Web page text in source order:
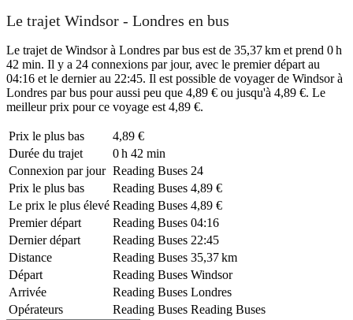
Le trajet Windsor - Londres en bus
Le trajet de Windsor à Londres par bus est de 35,37 km et prend 0 h
42 min. Il y a 24 connexions par jour, avec le premier départ au
04:16 et le dernier au 22:45. Il est possible de voyager de Windsor à
Londres par bus pour aussi peu que 4,89 € ou jusqu'à 4,89 €. Le
meilleur prix pour ce voyage est 4,89 €.
Prix ​​le plus bas
4,89 €
Durée du trajet
0 h 42 min
Connexion par jour Reading Buses 24
Prix ​​le plus bas
Reading Buses 4,89 €
Le prix le plus élevé Reading Buses 4,89 €
Premier départ
Reading Buses 04:16
Dernier départ
Reading Buses 22:45
Distance
Reading Buses 35,37 km
Départ
Reading Buses Windsor
Arrivée
Reading Buses Londres
Opérateurs
Reading Buses Reading Buses
© CARTO, ©OpenStreetMap